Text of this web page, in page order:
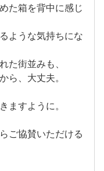
9月
8月
7月
6月
5月
4月
月
た箱を背中に感じ
ような気持ちにな
た街並みも、
ら、大丈夫。
ますように。
ご協賛いただける